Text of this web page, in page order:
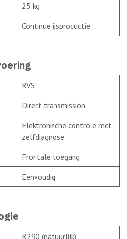
25 kg
Continue ijsproductie
RVS
Direct transmission
Elektronische controle met
zelfdiagnose
Frontale toegang
Eenvoudig
R290 (natuurlijk)